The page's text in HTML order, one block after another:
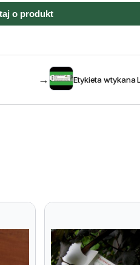
o produkt
Etykieta wtykana
→